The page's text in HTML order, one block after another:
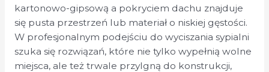
kartonowo-gipsową a pokryciem dachu znajduje
się pusta przestrzeń lub materiał o niskiej gęstości.
W profesjonalnym podejściu do wyciszania sypialni
szuka się rozwiązań, które nie tylko wypełnią wolne
miejsca, ale też trwale przylgną do konstrukcji,